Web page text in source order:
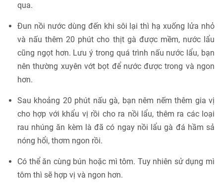
qua.
Đun nồi nước dùng đến khi sôi lại thì hạ xuống lửa nhỏ
và nấu thêm 20 phút cho thịt gà được mềm, nước lẩu
cũng ngọt hơn. Lưu ý trong quá trình nấu nước lẩu, bạn
nên thường xuyên vớt bọt để nước được trong và ngon
hơn.
Sau khoảng 20 phút nấu gà, bạn nêm nếm thêm gia vị
cho hợp với khẩu vị rồi cho ra nồi lẩu, thêm ra các loại
rau nhúng ăn kèm là đã có ngay nồi lẩu gà đá hầm sả
nóng hổi, thơm ngon rồi.
Có thể ăn cùng bún hoặc mì tôm. Tuy nhiên sử dụng mì
tôm thì sẽ hợp vị và ngon hơn.